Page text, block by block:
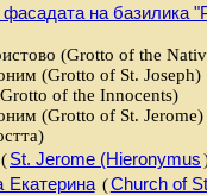
на базилика
(Grotto of the
(Grotto of St. Joseph)
of the Innocents)
(Grotto of St.
(St. Jerome (Hieronymus
Екатерина (Church of